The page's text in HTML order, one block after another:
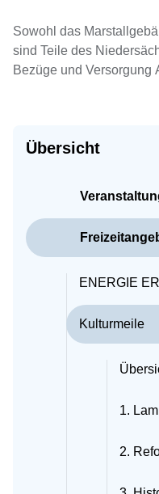
Sowohl das
sind Teile des
Bezüge und Versorgung
Übersicht
ENERGIE
Kulturmeile
1.
2.